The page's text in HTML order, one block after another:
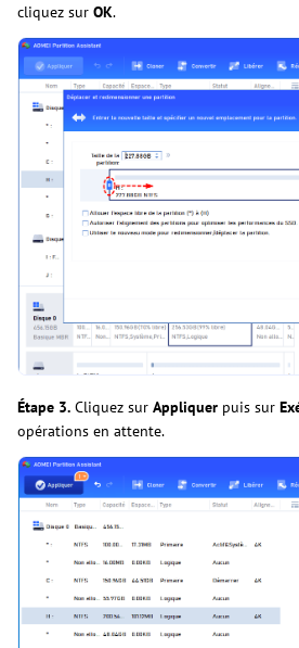
cliquez sur OK.
Étape 3. Cliquez sur Appliquer puis sur
opérations en attente.